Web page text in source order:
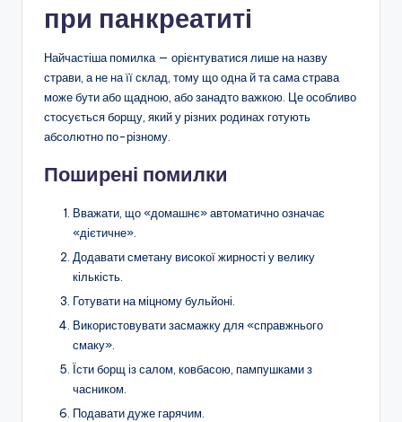
при панкреатиті
Найчастіша помилка — орієнтуватися лише на назву
страви, а не на її склад, тому що одна й та сама страва
може бути або щадною, або занадто важкою. Це особливо
стосується борщу, який у різних родинах готують
абсолютно по-різному.
Поширені помилки
Вважати, що «домашнє» автоматично означає
«дієтичне».
Додавати сметану високої жирності у велику
кількість.
Готувати на міцному бульйоні.
Використовувати засмажку для «справжнього
смаку».
Їсти борщ із салом, ковбасою, пампушками з
часником.
Подавати дуже гарячим.